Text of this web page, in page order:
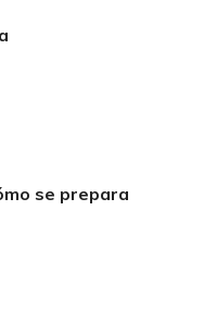
se prepara